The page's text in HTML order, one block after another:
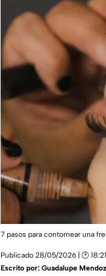
7 pasos para contornear una
Publicado 28/05/2026 | 🕑 18:21
Escrito por: Guadalupe